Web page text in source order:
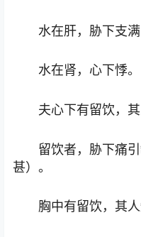
水在肝，胁下支满
水在肾，心下悸。
夫心下有留饮，
留饮者，胁下痛
甚）。
胸中有留饮，其